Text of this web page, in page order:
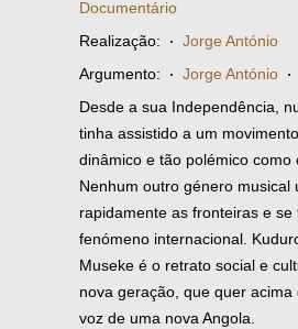
Documentário
Realização: · Jorge António
Argumento: · Jorge António ·
Desde a sua Independência,
tinha assistido a um
dinâmico e tão polémico como
Nenhum outro género musical
rapidamente as fronteiras e se
fenómeno internacional.
Museke é o retrato social e
nova geração, que quer acima
voz de uma nova Angola.